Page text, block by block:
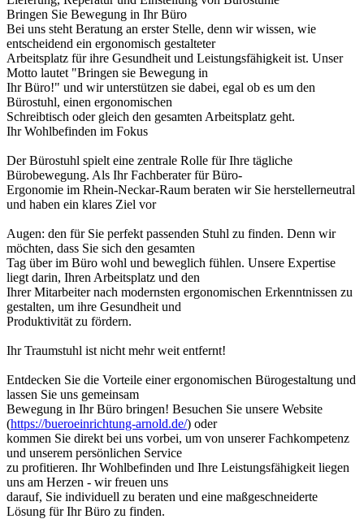
Bringen Sie Bewegung in Ihr Büro
Bei uns steht Beratung an erster Stelle, denn wir wissen, wie
entscheidend ein ergonomisch gestalteter
Arbeitsplatz für ihre Gesundheit und Leistungsfähigkeit ist. Unser
Motto lautet "Bringen sie Bewegung in
Ihr Büro!" und wir unterstützen sie dabei, egal ob es um den
Bürostuhl, einen ergonomischen
Schreibtisch oder gleich den gesamten Arbeitsplatz geht.
Ihr Wohlbefinden im Fokus
Der Bürostuhl spielt eine zentrale Rolle für Ihre tägliche
Bürobewegung. Als Ihr Fachberater für Büro-
Ergonomie im Rhein-Neckar-Raum beraten wir Sie herstellerneutral
und haben ein klares Ziel vor
Augen: den für Sie perfekt passenden Stuhl zu finden. Denn wir
möchten, dass Sie sich den gesamten
Tag über im Büro wohl und beweglich fühlen. Unsere Expertise
liegt darin, Ihren Arbeitsplatz und den
Ihrer Mitarbeiter nach modernsten ergonomischen Erkenntnissen zu
gestalten, um ihre Gesundheit und
Produktivität zu fördern.
Ihr Traumstuhl ist nicht mehr weit entfernt!
Entdecken Sie die Vorteile einer ergonomischen Bürogestaltung und
lassen Sie uns gemeinsam
Bewegung in Ihr Büro bringen! Besuchen Sie unsere Website
(https://bueroeinrichtung-arnold.de/) oder
kommen Sie direkt bei uns vorbei, um von unserer Fachkompetenz
und unserem persönlichen Service
zu profitieren. Ihr Wohlbefinden und Ihre Leistungsfähigkeit liegen
uns am Herzen - wir freuen uns
darauf, Sie individuell zu beraten und eine maßgeschneiderte
Lösung für Ihr Büro zu finden.